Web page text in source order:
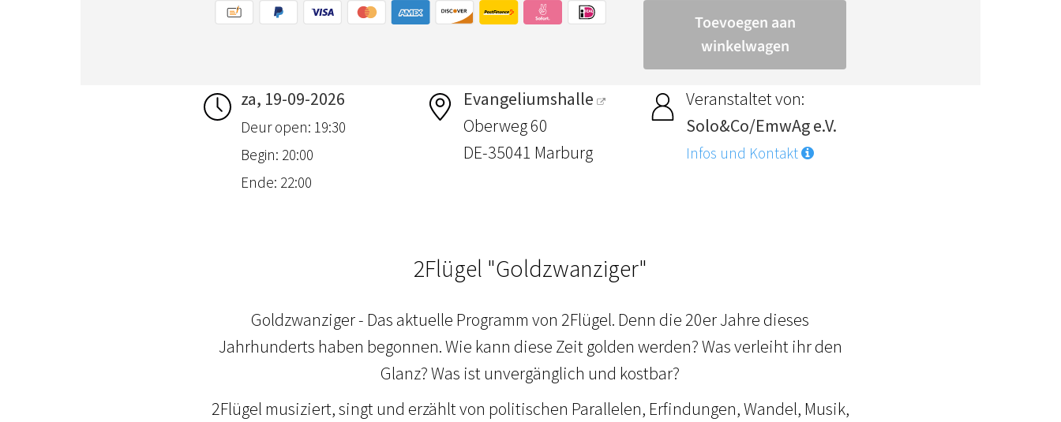
za, 19-09-2026
Deur open: 19:30
Begin: 20:00
Ende: 22:00
Evangeliumshalle
Oberweg 60
DE-35041 Marburg
Veranstaltet von:
Solo&Co/EmwAg e.V.
Infos und Kontakt
2Flügel "Goldzwanziger"
Goldzwanziger - Das aktuelle Programm von 2Flügel. Denn die 20er Jahre dieses
Jahrhunderts haben begonnen. Wie kann diese Zeit golden werden? Was verleiht ihr den
Glanz? Was ist unvergänglich und kostbar?
2Flügel musiziert, singt und erzählt von politischen Parallelen, Erfindungen, Wandel, Musik,